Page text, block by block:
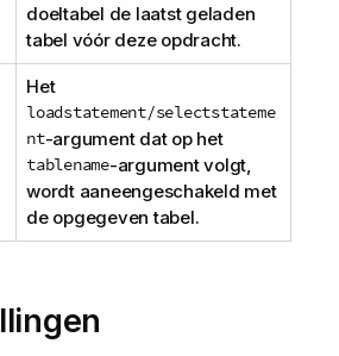
doeltabel de laatst geladen
tabel vóór deze opdracht.
Het
loadstatement/selectstateme
nt-argument dat op het
tablename-argument volgt,
wordt aaneengeschakeld met
de opgegeven tabel.